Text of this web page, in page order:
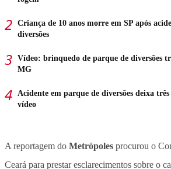
Criança de 10 anos morre em SP após
diversões
Vídeo: brinquedo de parque de diversões
MG
Acidente em parque de diversões deixa
vídeo
A reportagem do Metrópoles procurou o
Ceará para prestar esclarecimentos sobre o